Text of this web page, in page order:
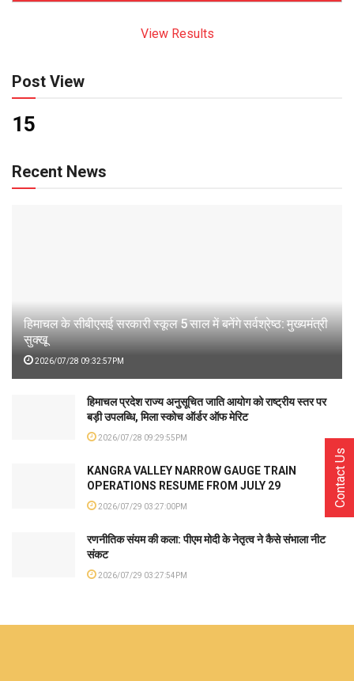
View Results
Post View
15
Recent News
हिमाचल के सीबीएसई सरकारी स्कूल 5 साल में बनेंगे सर्वश्रेष्ठ: मुख्यमंत्री
सुक्खू
2026/07/28 09:32:57PM
हिमाचल प्रदेश राज्य अनुसूचित जाति आयोग को राष्ट्रीय स्तर पर
बड़ी उपलब्धि, मिला स्कोच ऑर्डर ऑफ मेरिट
2026/07/28 09:29:55PM
KANGRA VALLEY NARROW GAUGE TRAIN
OPERATIONS RESUME FROM JULY 29
2026/07/29 03:27:00PM
रणनीतिक संयम की कला: पीएम मोदी के नेतृत्व ने कैसे संभाला नीट
संकट
2026/07/29 03:27:54PM
Contact Us